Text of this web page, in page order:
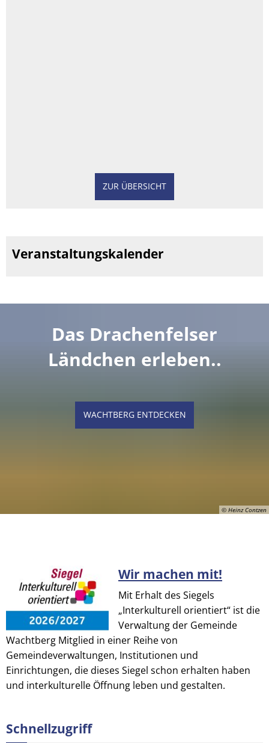
ZUR ÜBERSICHT
Veranstaltungskalender
© Heinz Contzen
Das Drachenfelser
Ländchen erleben..
WACHTBERG ENTDECKEN
Wir machen mit!
Mit Erhalt des Siegels
„Interkulturell orientiert“ ist die
Verwaltung der Gemeinde
Wachtberg Mitglied in einer Reihe von
Gemeindeverwaltungen, Institutionen und
Einrichtungen, die dieses Siegel schon erhalten haben
und interkulturelle Öffnung leben und gestalten.
Schnellzugriff